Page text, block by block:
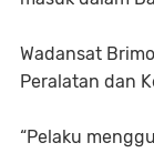
Wadansat
Peralatan dan
“Pelaku